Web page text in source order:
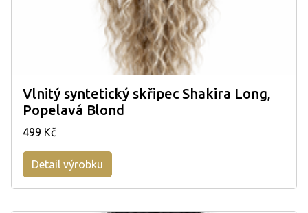
Vlnitý syntetický skřipec Shakira Long,
Popelavá Blond
499 Kč
Detail výrobku